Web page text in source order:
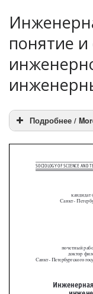
понятие и
Подробнее /